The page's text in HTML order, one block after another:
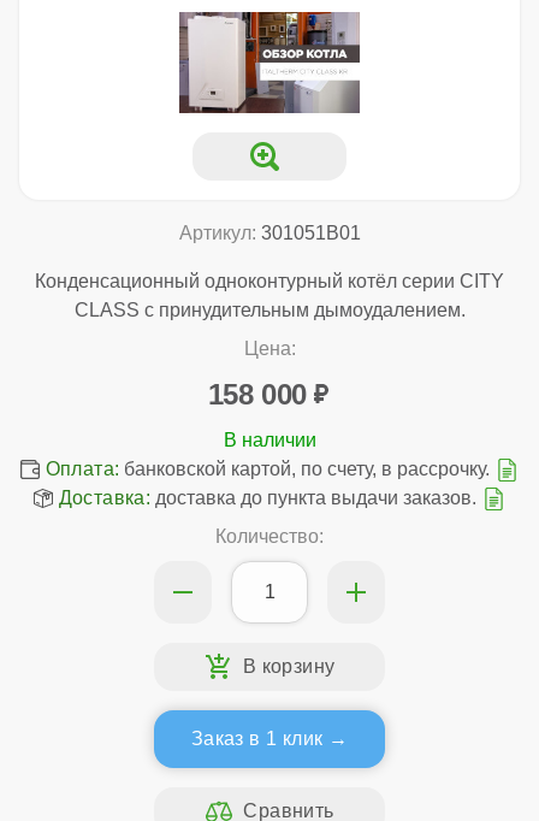
Артикул: 301051B01
Конденсационный одноконтурный котёл серии CITY
CLASS с принудительным дымоудалением.
Цена:
158 000
Оплата: банковской картой, по счету, в рассрочку.
Доставка: доставка до пункта выдачи заказов.
Количество:
Заказ в 1 клик